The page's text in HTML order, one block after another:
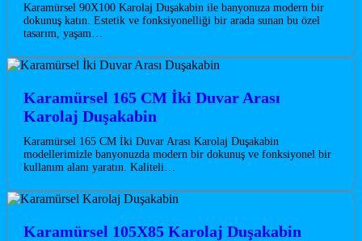
Karamürsel 90X100 Karolaj Duşakabin ile banyonuza modern bir
dokunuş katın. Estetik ve fonksiyonelliği bir arada sunan bu özel
tasarım, yaşam…
Karamürsel 165 CM İki Duvar Arası
Karolaj Duşakabin
Karamürsel 165 CM İki Duvar Arası Karolaj Duşakabin
modellerimizle banyonuzda modern bir dokunuş ve fonksiyonel bir
kullanım alanı yaratın. Kaliteli…
Karamürsel 105X85 Karolaj Duşakabin